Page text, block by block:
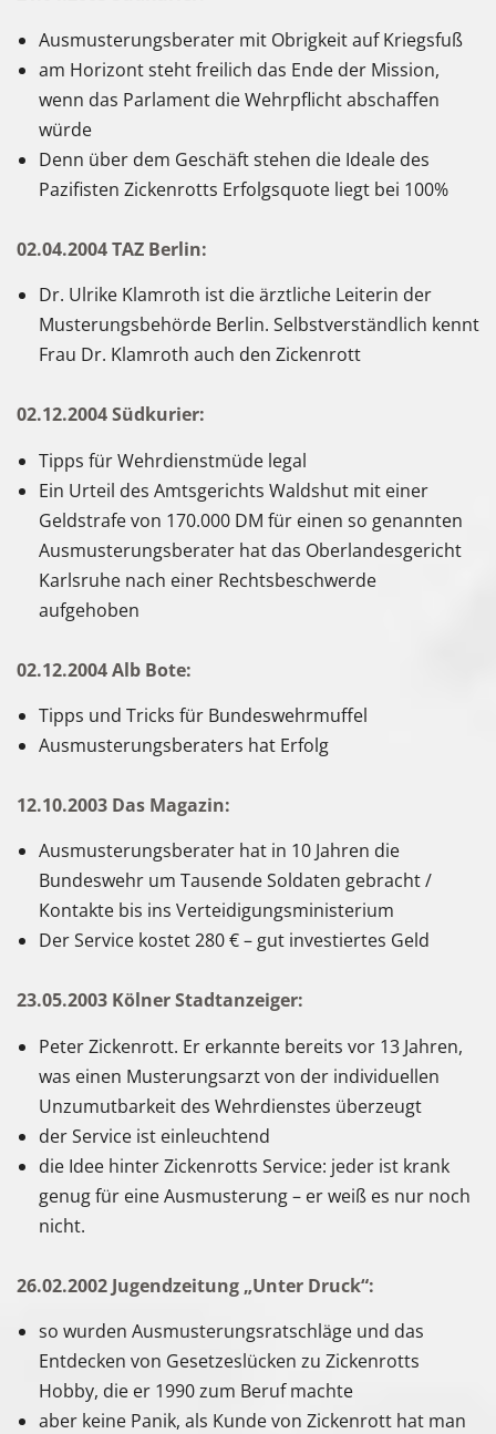
Ausmusterungsberater mit Obrigkeit auf Kriegsfuß
am Horizont steht freilich das Ende der Mission,
wenn das Parlament die Wehrpflicht abschaffen
würde
Denn über dem Geschäft stehen die Ideale des
Pazifisten Zickenrotts Erfolgsquote liegt bei 100%
02.04.2004 TAZ Berlin:
Dr. Ulrike Klamroth ist die ärztliche Leiterin der
Musterungsbehörde Berlin. Selbstverständlich kennt
Frau Dr. Klamroth auch den Zickenrott
02.12.2004 Südkurier:
Tipps für Wehrdienstmüde legal
Ein Urteil des Amtsgerichts Waldshut mit einer
Geldstrafe von 170.000 DM für einen so genannten
Ausmusterungsberater hat das Oberlandesgericht
Karlsruhe nach einer Rechtsbeschwerde
aufgehoben
02.12.2004 Alb Bote:
Tipps und Tricks für Bundeswehrmuffel
Ausmusterungsberaters hat Erfolg
12.10.2003 Das Magazin:
Ausmusterungsberater hat in 10 Jahren die
Bundeswehr um Tausende Soldaten gebracht /
Kontakte bis ins Verteidigungsministerium
Der Service kostet 280 € – gut investiertes Geld
23.05.2003 Kölner Stadtanzeiger:
Peter Zickenrott. Er erkannte bereits vor 13 Jahren,
was einen Musterungsarzt von der individuellen
Unzumutbarkeit des Wehrdienstes überzeugt
der Service ist einleuchtend
die Idee hinter Zickenrotts Service: jeder ist krank
genug für eine Ausmusterung – er weiß es nur noch
nicht.
26.02.2002 Jugendzeitung „Unter Druck“:
so wurden Ausmusterungsratschläge und das
Entdecken von Gesetzeslücken zu Zickenrotts
Hobby, die er 1990 zum Beruf machte
aber keine Panik, als Kunde von Zickenrott hat man